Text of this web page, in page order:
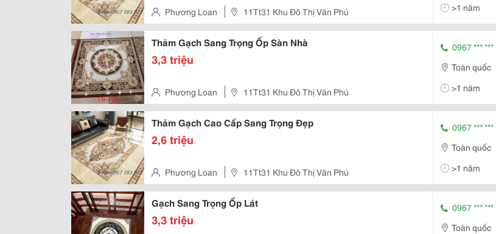
Phương Loan 11Tt31 Khu Đô Thị Văn Phú
>1 năm
Thảm Gạch Sang Trọng Ốp Sàn Nhà
3,3 triệu
Phương Loan 11Tt31 Khu Đô Thị Văn Phú
0967 *** ***
Toàn quốc
>1 năm
Thảm Gạch Cao Cấp Sang Trọng Đẹp
2,6 triệu
Phương Loan 11Tt31 Khu Đô Thị Văn Phú
0967 *** ***
Toàn quốc
>1 năm
Gạch Sang Trọng Ốp Lát
3,3 triệu
0967 *** ***
Toàn quốc